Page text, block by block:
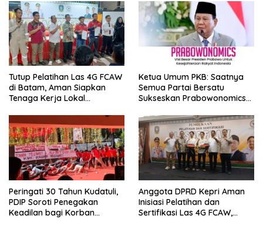
Tutup Pelatihan Las 4G FCAW
di Batam, Aman Siapkan
Tenaga Kerja Lokal
Ketua Umum PKB: Saatnya
Semua Partai Bersatu
Sukseskan Prabowonomics
Peringati 30 Tahun Kudatuli,
PDIP Soroti Penegakan
Keadilan bagi Korban
Anggota DPRD Kepri Aman
Inisiasi Pelatihan dan
Sertifikasi Las 4G FCAW,